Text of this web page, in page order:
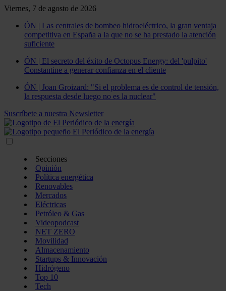
Viernes, 7 de agosto de 2026
ÓN | Las centrales de bombeo hidroeléctrico, la gran ventaja
competitiva en España a la que no se ha prestado la atención
suficiente
ÓN | El secreto del éxito de Octopus Energy: del 'pulpito'
Constantine a generar confianza en el cliente
ÓN | Joan Groizard: "Si el problema es de control de tensión,
la respuesta desde luego no es la nuclear"
Suscríbete a nuestra Newsletter
Secciones
Opinión
Política energética
Renovables
Mercados
Eléctricas
Petróleo & Gas
Videopodcast
NET ZERO
Movilidad
Almacenamiento
Startups & Innovación
Hidrógeno
Top 10
Tech